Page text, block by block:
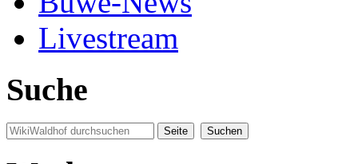
Livestream
Suche